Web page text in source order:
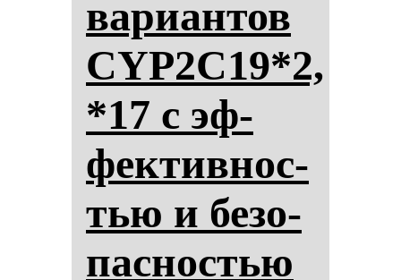
ва­ри­ан­тов
CYP2C19*2,
*17 с эф­
фек­тив­нос­
тью и бе­зо­
пас­нос­тью